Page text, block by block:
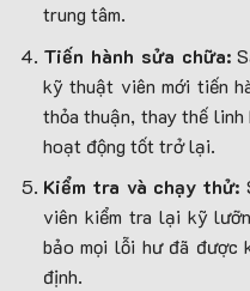
trung tâm.
Tiến hành sửa chữa:
kỹ thuật viên mới tiến
thỏa thuận, thay thế linh
hoạt động tốt trở lại.
Kiểm tra và chạy thử:
viên kiểm tra lại kỹ
bảo mọi lỗi hư đã được
định.